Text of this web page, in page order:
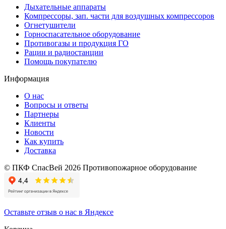
Дыхательные аппараты
Компрессоры, зап. части для воздушных компрессоров
Огнетушители
Горноспасательное оборудование
Противогазы и продукция ГО
Рации и радиостанции
Помощь покупателю
Информация
О нас
Вопросы и ответы
Партнеры
Клиенты
Новости
Как купить
Доставка
© ПКФ СпасВей 2026 Противопожарное оборудование
Оставьте отзыв о нас в Яндексе